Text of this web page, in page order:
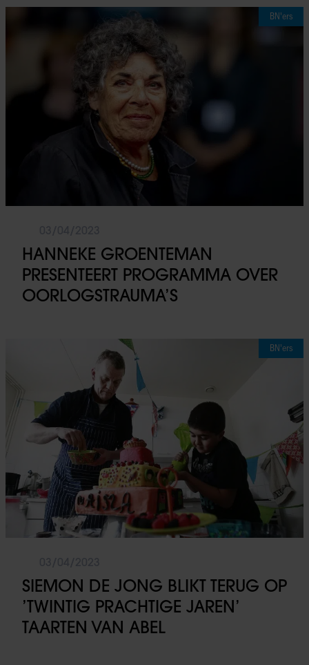
BN'ers
HANNEKE GROENTEMAN
PRESENTEERT PROGRAMMA OVER
OORLOGSTRAUMA’S
BN'ers
SIEMON DE JONG BLIKT TERUG OP
’TWINTIG PRACHTIGE JAREN’
TAARTEN VAN ABEL